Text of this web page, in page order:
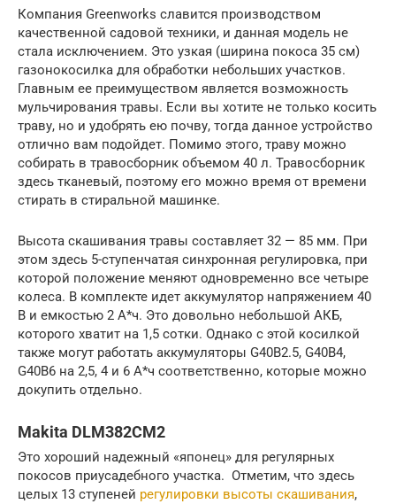
Компания Greenworks славится производством
качественной садовой техники, и данная модель не
стала исключением. Это узкая (ширина покоса 35 см)
газонокосилка для обработки небольших участков.
Главным ее преимуществом является возможность
мульчирования травы. Если вы хотите не только косить
траву, но и удобрять ею почву, тогда данное устройство
отлично вам подойдет. Помимо этого, траву можно
собирать в травосборник объемом 40 л. Травосборник
здесь тканевый, поэтому его можно время от времени
стирать в стиральной машинке.
Высота скашивания травы составляет 32 — 85 мм. При
этом здесь 5-ступенчатая синхронная регулировка, при
которой положение меняют одновременно все четыре
колеса. В комплекте идет аккумулятор напряжением 40
В и емкостью 2 А*ч. Это довольно небольшой АКБ,
которого хватит на 1,5 сотки. Однако с этой косилкой
также могут работать аккумуляторы G40B2.5, G40B4,
G40B6 на 2,5, 4 и 6 А*ч соответственно, которые можно
докупить отдельно.
Makita DLM382CM2
Это хороший надежный «японец» для регулярных
покосов приусадебного участка. Отметим, что здесь
целых 13 ступеней регулировки высоты скашивания,